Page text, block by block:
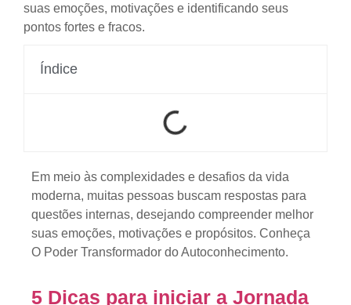
suas emoções, motivações e identificando seus
pontos fortes e fracos.
Índice
Em meio às complexidades e desafios da vida
moderna, muitas pessoas buscam respostas para
questões internas, desejando compreender melhor
suas emoções, motivações e propósitos. Conheça
O Poder Transformador do Autoconhecimento.
5 Dicas para iniciar a Jornada